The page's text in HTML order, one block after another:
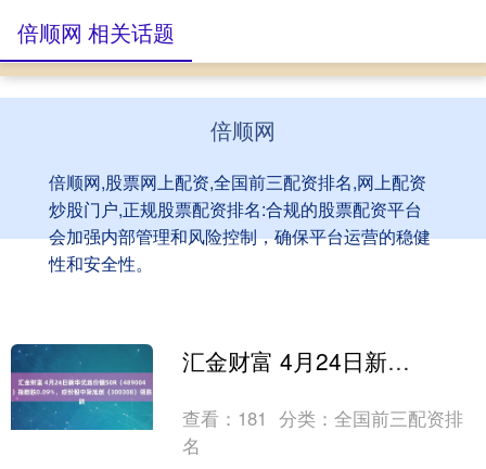
倍顺网
倍顺网,股票网上配资,全国前三配资排名,网上配资
炒股门户,正规股票配资排名:合规的股票配资平台
会加强内部管理和风险控制，确保平台运营的稳健
性和安全性。
倍顺网 相关话题
汇金财富 4月24日新华优选价值50R（489004）指数跌0.09%，成份股中际旭创（300308）领跌
查看： 181 分类：全国前三配资排
名